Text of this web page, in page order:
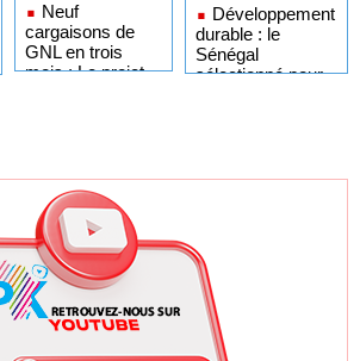
Neuf
cargaisons de
GNL en trois
mois : Le projet
Développement
durable : le
Sénégal
sélectionné pour
ODD